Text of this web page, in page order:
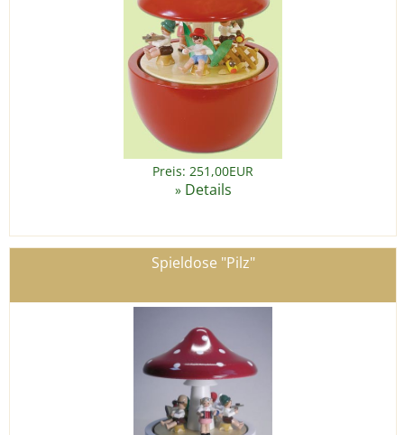
Preis: 251,00EUR
» Details
Spieldose "Pilz"